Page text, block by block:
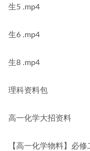
生5 .mp4
生6 .mp4
生8 .mp4
理科资料包
高一化学大招资料
【高一化学物料】必